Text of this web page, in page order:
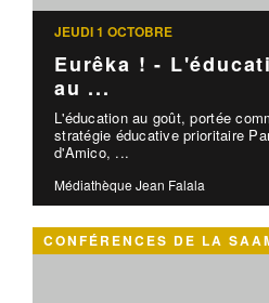
JEUDI 1 OCTOBRE
Eurêka ! -
au ...
L'éducation au goût, portée
stratégie éducative prioritaire
d'Amico, ...
Médiathèque Jean Falala
CONFÉRENCES DE LA